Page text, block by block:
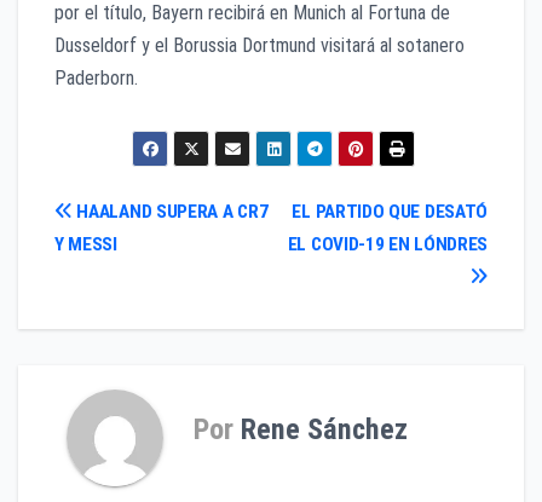
por el título, Bayern recibirá en Munich al Fortuna de
Dusseldorf y el Borussia Dortmund visitará al sotanero
Paderborn.
Navegación
entradas
EL PARTIDO QUE DESATÓ
EL COVID-19 EN LÓNDRES
HAALAND SUPERA A CR7
Y MESSI
Por Rene Sánchez